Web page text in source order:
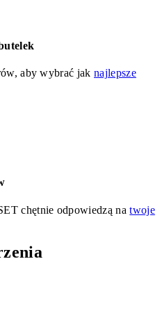
aby wybrać jaknajlepsze
chętnie odpowiedzą natwoje